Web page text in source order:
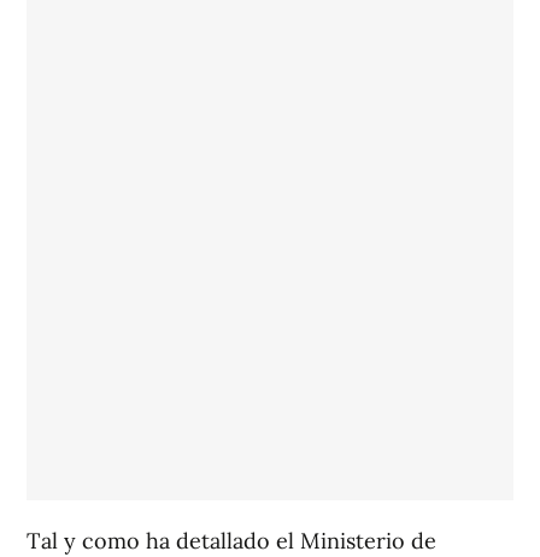
Tal y como ha detallado el Ministerio de